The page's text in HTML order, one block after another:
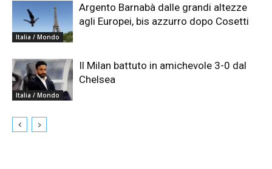
Italia / Mondo
Argento Barnabà dalle grandi altezze
agli Europei, bis azzurro dopo Cosetti
Italia / Mondo
Il Milan battuto in amichevole 3-0 dal
Chelsea